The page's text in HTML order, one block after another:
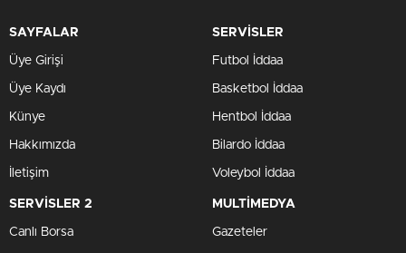
SAYFALAR
Üye Girişi
Üye Kaydı
Künye
Hakkımızda
İletişim
SERVİSLER
Futbol İddaa
Basketbol İddaa
Hentbol İddaa
Bilardo İddaa
Voleybol İddaa
SERVİSLER 2
Canlı Borsa
MULTİMEDYA
Gazeteler